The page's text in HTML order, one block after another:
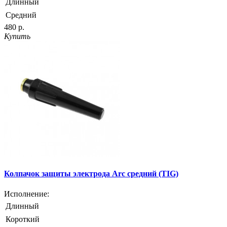
Длинный
Средний
480 р.
Купить
Колпачок защиты электрода Arc средний (TIG)
Исполнение:
Длинный
Короткий